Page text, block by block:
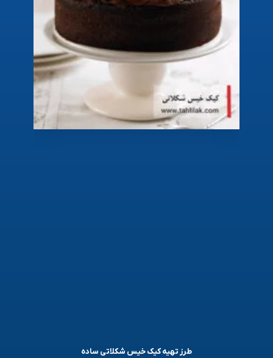
طرز تهیه کیک خیس شکلاتی ساده